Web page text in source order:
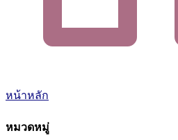
หน้าหลัก
หมวดหมู่